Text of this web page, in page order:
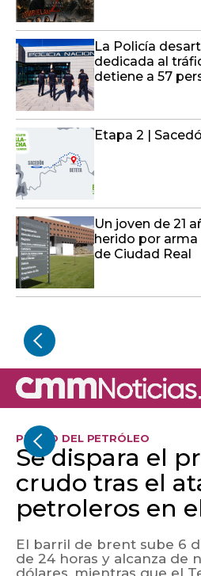
La Policía
dedicada al
detiene a 57
Etapa 2 |
Un joven de 21
herido por arma
de Ciudad Real
PRECIO DEL PETRÓLEO
Se dispara el
crudo tras el
petroleros en
El barril de brent sube 6
de 24 horas y alcanza de